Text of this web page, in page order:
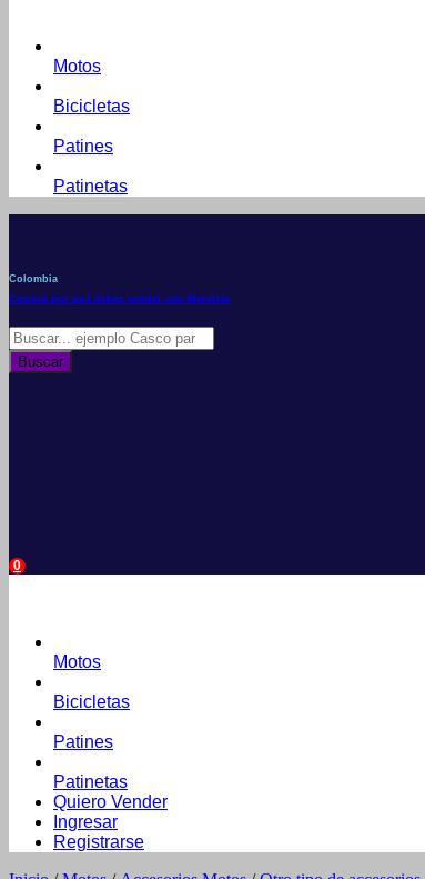
Motos
Bicicletas
Patines
Patinetas
Colombia
Conoce por qué debes vender con Mercleta
Búsqueda
de
productos
Buscar
0
Motos
Bicicletas
Patines
Patinetas
Quiero Vender
Ingresar
Registrarse